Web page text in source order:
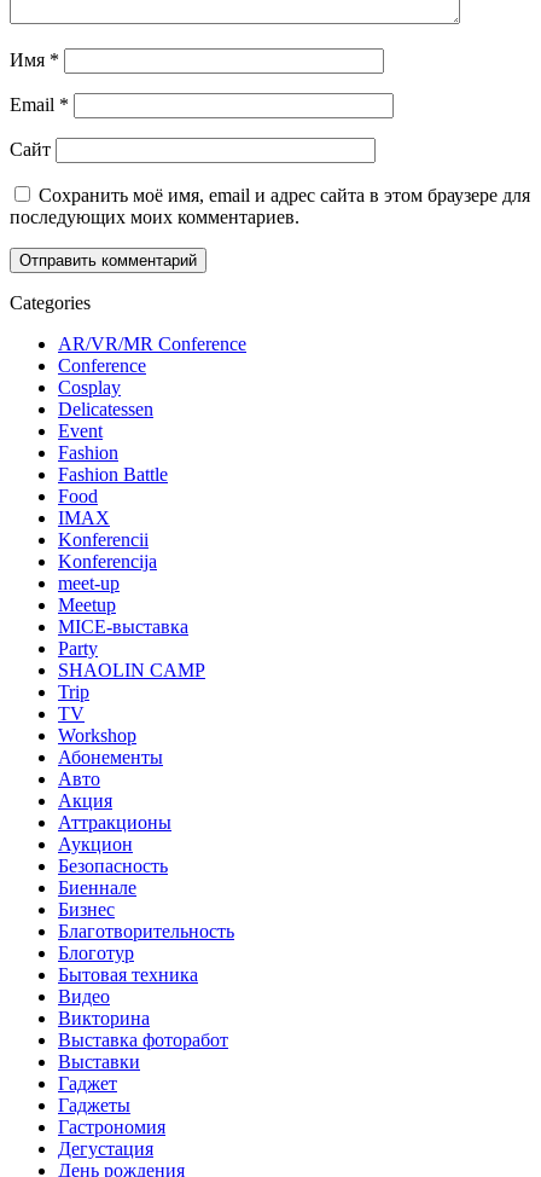
Имя *
Email *
Сайт
Сохранить моё имя, email и адрес сайта в этом браузере для
последующих моих комментариев.
Categories
AR/VR/MR Conference
Conference
Cosplay
Delicatessen
Event
Fashion
Fashion Battle
Food
IMAX
Konferencii
Konferencija
meet-up
Meetup
MICE-выставка
Party
SHAOLIN CAMP
Trip
TV
Workshop
Абонементы
Авто
Акция
Аттракционы
Аукцион
Безопасность
Биеннале
Бизнес
Благотворительность
Блоготур
Бытовая техника
Видео
Викторина
Выставка фоторабот
Выставки
Гаджет
Гаджеты
Гастрономия
Дегустация
День рождения